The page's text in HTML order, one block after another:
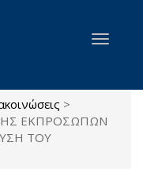
Toggle
>
ΕΚΠΡΟΣΩΠΩΝ
ΤΟΥ